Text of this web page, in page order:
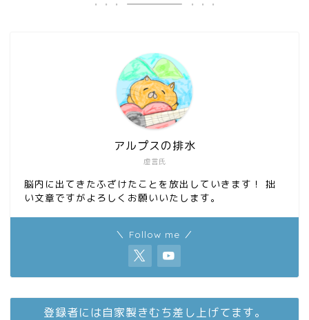
虚言氏
アルプスの排水
脳内に出てきたふざけたことを放出していきます！ 拙
い文章ですがよろしくお願いいたします。
＼ Follow me ／
登録者には自家製きむち差し上げてます。